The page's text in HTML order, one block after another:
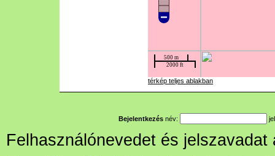
térkép teljes ablakban
Bejelentkezés név:
Felhasználónevedet és